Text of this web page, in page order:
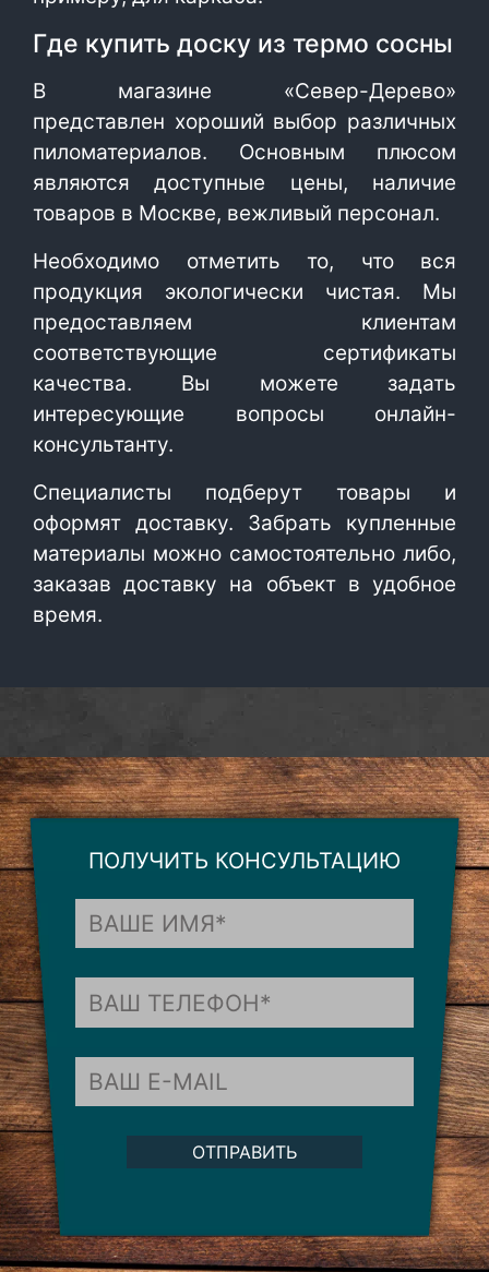
Где купить доску из термо сосны
В магазине «Север-Дерево»
представлен хороший выбор различных
пиломатериалов. Основным плюсом
являются доступные цены, наличие
товаров в Москве, вежливый персонал.
Необходимо отметить то, что вся
продукция экологически чистая. Мы
предоставляем клиентам
соответствующие сертификаты
качества. Вы можете задать
интересующие вопросы онлайн-
консультанту.
Специалисты подберут товары и
оформят доставку. Забрать купленные
материалы можно самостоятельно либо,
заказав доставку на объект в удобное
время.
ПОЛУЧИТЬ КОНСУЛЬТАЦИЮ
ОТПРАВИТЬ